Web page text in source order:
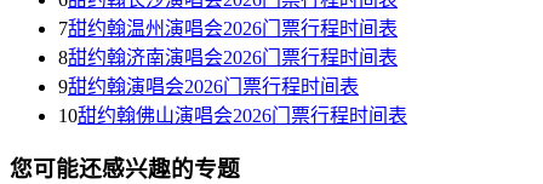
7甜约翰温州演唱会2026门票行程时间表
8甜约翰济南演唱会2026门票行程时间表
9甜约翰演唱会2026门票行程时间表
10甜约翰佛山演唱会2026门票行程时间表
您可能还感兴趣的专题